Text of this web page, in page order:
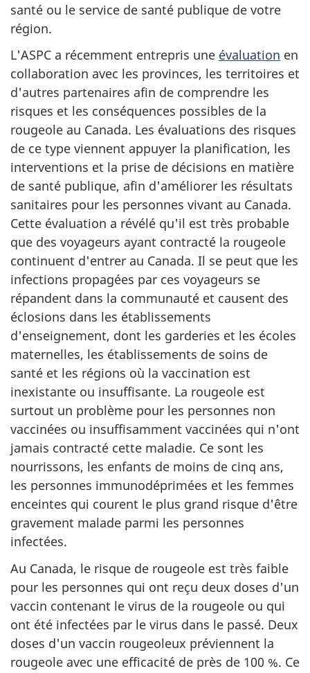
santé ou le service de santé publique de votre
région.
L'ASPC a récemment entrepris une évaluation en
collaboration avec les provinces, les territoires et
d'autres partenaires afin de comprendre les
risques et les conséquences possibles de la
rougeole au Canada. Les évaluations des risques
de ce type viennent appuyer la planification, les
interventions et la prise de décisions en matière
de santé publique, afin d'améliorer les résultats
sanitaires pour les personnes vivant au Canada.
Cette évaluation a révélé qu'il est très probable
que des voyageurs ayant contracté la rougeole
continuent d'entrer au Canada. Il se peut que les
infections propagées par ces voyageurs se
répandent dans la communauté et causent des
éclosions dans les établissements
d'enseignement, dont les garderies et les écoles
maternelles, les établissements de soins de
santé et les régions où la vaccination est
inexistante ou insuffisante. La rougeole est
surtout un problème pour les personnes non
vaccinées ou insuffisamment vaccinées qui n'ont
jamais contracté cette maladie. Ce sont les
nourrissons, les enfants de moins de cinq ans,
les personnes immunodéprimées et les femmes
enceintes qui courent le plus grand risque d'être
gravement malade parmi les personnes
infectées.
Au Canada, le risque de rougeole est très faible
pour les personnes qui ont reçu deux doses d'un
vaccin contenant le virus de la rougeole ou qui
ont été infectées par le virus dans le passé. Deux
doses d'un vaccin rougeoleux préviennent la
rougeole avec une efficacité de près de 100 %. Ce